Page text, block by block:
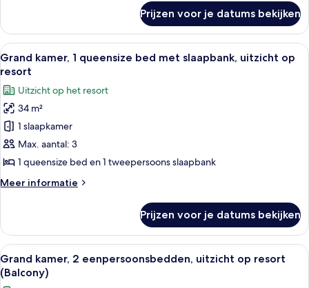
laden
kamer,
eenpersoonsbedden,
uitzicht
oceaan
(Balcony)
Prijzen voor je datums bekijken
Alle
foto's
voor
Grand
kamer,
queensize
bed
met
slaapbank,
op
resort
laden
6
Grand kamer, 1 queensize bed met slaapbank, uitzicht op
resort
Uitzicht op het resort
34 m²
1 slaapkamer
Max. aantal: 3
1 queensize bed en 1 tweepersoons slaapbank
Meer informatie
Meer
kamer,
queensize
bed
met
Prijzen voor je datums bekijken
Alle
foto's
voor
5
Grand kamer, 2 eenpersoonsbedden, uitzicht op resort
(Balcony)